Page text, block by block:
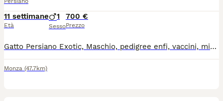
11 settimane
Età
1
Sesso
700 €
Prezzo
Gatto Persiano Exotic, Maschio, pedigree enfi, vaccini, microchip, sverminazione. Mandare un wathsapp e vi richiamo, no perdita di tempo,
Monza (47.7km)